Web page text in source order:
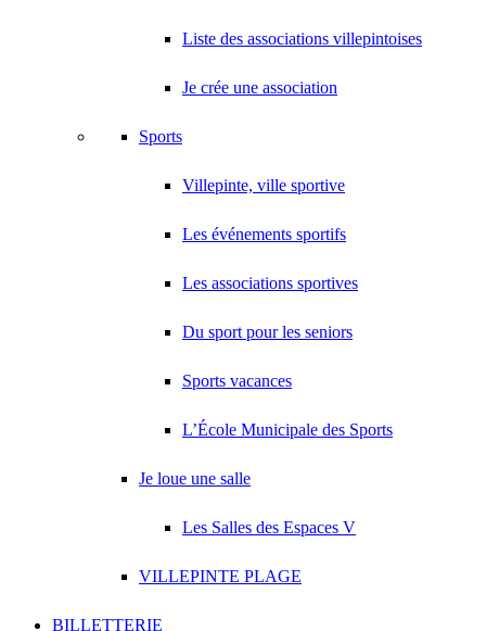
Liste des associations villepintoises
Je crée une association
Sports
Villepinte, ville sportive
Les événements sportifs
Les associations sportives
Du sport pour les seniors
Sports vacances
L’École Municipale des Sports
Je loue une salle
Les Salles des Espaces V
VILLEPINTE PLAGE
BILLETTERIE